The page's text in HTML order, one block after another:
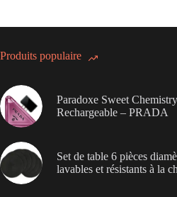
Produits populaire
Paradoxe Sweet
Rechargeable – PRADA
Set de table 6 pièces
lavables et résistants à la